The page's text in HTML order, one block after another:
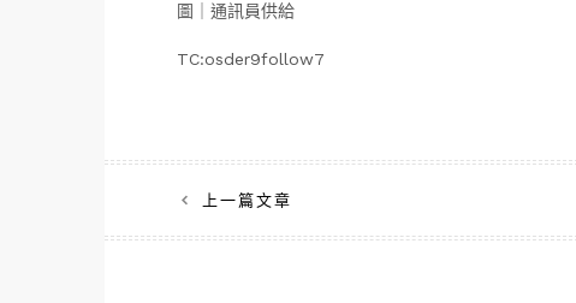
圖｜通訊員供給
TC:osder9follow7
文
章
上一篇文章